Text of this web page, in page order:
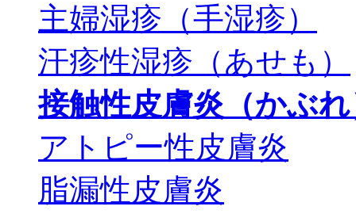
主婦湿疹（手湿疹）
汗疹性湿疹（あせも）
接触性皮膚炎（かぶ
アトピー性皮膚炎
脂漏性皮膚炎